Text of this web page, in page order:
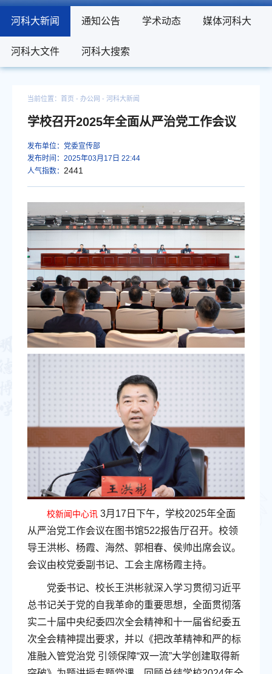
河科大新闻 通知公告 学术动态 媒体河科大
河科大文件 河科大搜索
河科大新闻 通知公告 学术动态 媒体河科大
河科大文件 河科大搜索
当前位置： 首页 - 办公网 - 河科大新闻
学校召开2025年全面从严治党工作会议
发布单位：党委宣传部
发布时间：2025年03月17日 22:44
人气指数： 2441
校新闻中心讯 3月17日下午，学校2025年全面
从严治党工作会议在图书馆522报告厅召开。校领
导王洪彬、杨霞、海然、郭相春、侯帅出席会议。
会议由校党委副书记、工会主席杨霞主持。
党委书记、校长王洪彬就深入学习贯彻习近平
总书记关于党的自我革命的重要思想，全面贯彻落
实二十届中央纪委四次全会精神和十一届省纪委五
次全会精神提出要求，并以《把改革精神和严的标
准融入管党治党 引领保障“双一流”大学创建取得新